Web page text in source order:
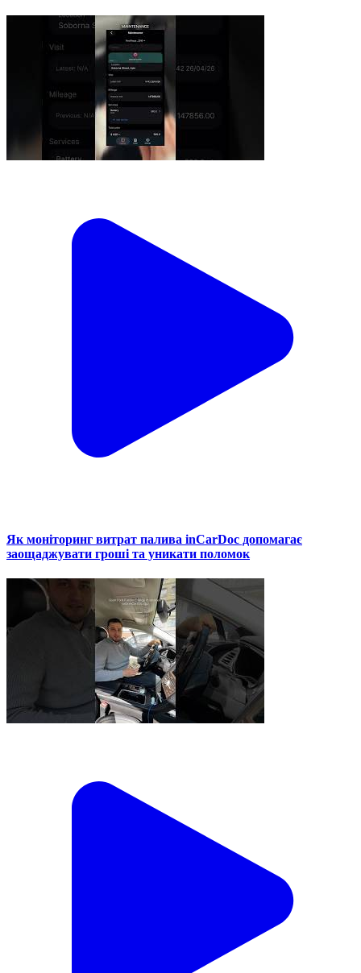
Як моніторинг витрат палива inCarDoc допомагає
заощаджувати гроші та уникати поломок